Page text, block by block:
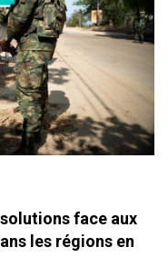
face aux
les régions en